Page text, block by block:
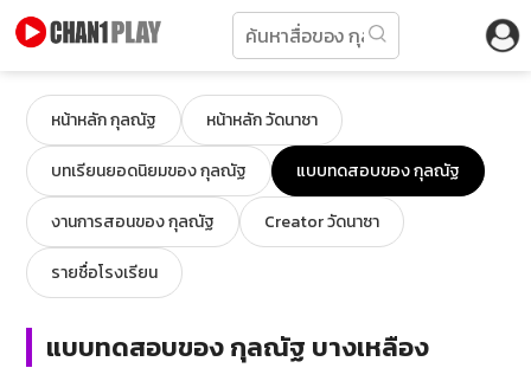
หน้าหลัก กุลณัฐ หน้าหลัก วัดนาซา
บทเรียนยอดนิยมของ กุลณัฐ แบบทดสอบของ กุลณัฐ
งานการสอนของ กุลณัฐ Creator วัดนาซา
รายชื่อโรงเรียน
แบบทดสอบของ กุลณัฐ บางเหลือง